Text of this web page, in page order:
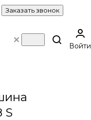
Заказать звонок
Войти
S